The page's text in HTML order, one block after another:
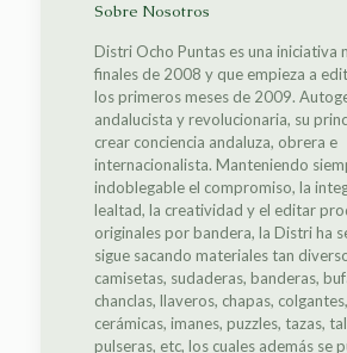
Sobre Nosotros
Distri Ocho Puntas es una iniciativa
finales de 2008 y que empieza a
los primeros meses de 2009.
andalucista y revolucionaria, su
crear conciencia andaluza, obrera e
internacionalista. Manteniendo
indoblegable el compromiso, la
lealtad, la creatividad y el editar
originales por bandera, la Distri ha
sigue sacando materiales tan
camisetas, sudaderas, banderas,
chanclas, llaveros, chapas,
cerámicas, imanes, puzzles, tazas,
pulseras, etc, los cuales además se